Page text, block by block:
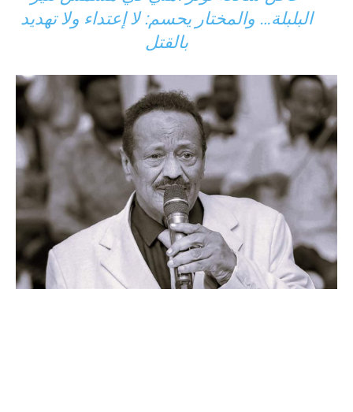
البلبلة… والمختار يحسم: لا إعتداء ولا تهديد
بالقتل